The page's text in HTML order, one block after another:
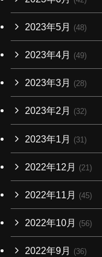
2023年5月 (48)
2023年4月 (49)
2023年3月 (28)
2023年2月 (32)
2023年1月 (31)
2022年12月 (21)
2022年11月 (45)
2022年10月 (56)
2022年9月 (36)